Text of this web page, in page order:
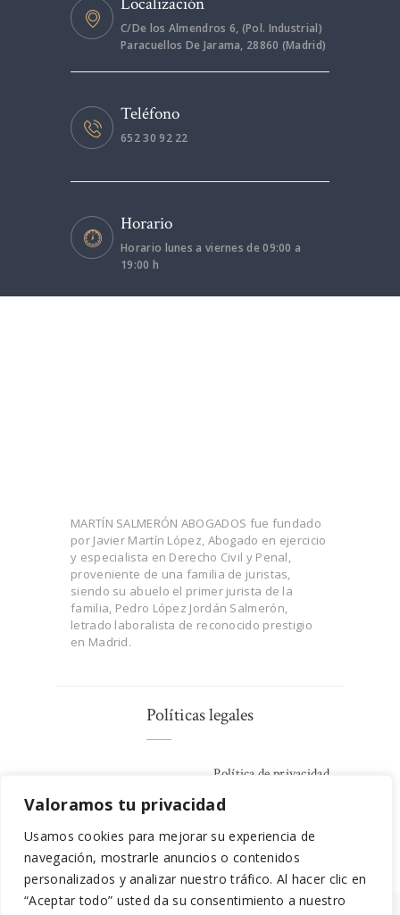
Valoramos tu privacidad
Usamos cookies para mejorar su experiencia de
navegación, mostrarle anuncios o contenidos
personalizados y analizar nuestro tráfico. Al hacer clic en
“Aceptar todo” usted da su consentimiento a nuestro
C/De los Almendros 6, (Pol. Industrial)
Paracuellos De Jarama, 28860 (Madrid)
Teléfono
652 30 92 22
Horario
Horario lunes a viernes de 09:00 a
19:00 h
MARTÍN SALMERÓN ABOGADOS fue fundado
por Javier Martín López, Abogado en ejercicio
y especialista en Derecho Civil y Penal,
proveniente de una familia de juristas,
siendo su abuelo el primer jurista de la
familia, Pedro López Jordán Salmerón,
letrado laboralista de reconocido prestigio
en Madrid.
Políticas legales
Política de privacidad
Aviso legal